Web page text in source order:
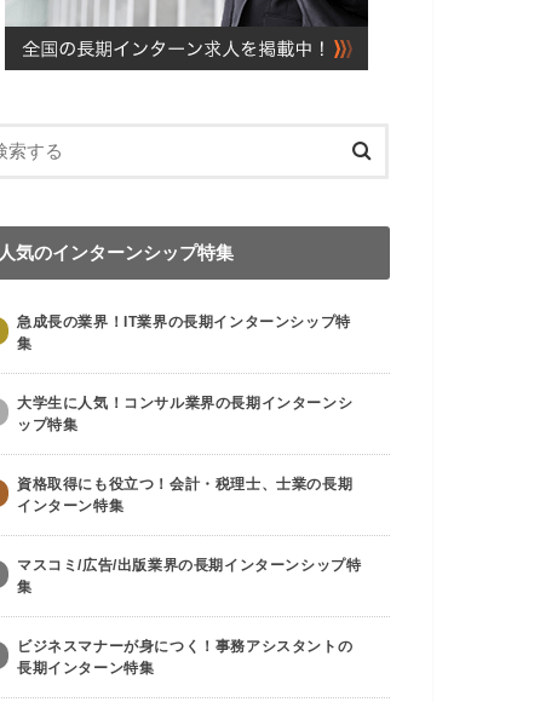
人気のインターンシップ特集
急成長の業界！IT業界の長期インターンシップ特
集
大学生に人気！コンサル業界の長期インターンシ
ップ特集
資格取得にも役立つ！会計・税理士、士業の長期
インターン特集
マスコミ/広告/出版業界の長期インターンシップ特
集
ビジネスマナーが身につく！事務アシスタントの
長期インターン特集